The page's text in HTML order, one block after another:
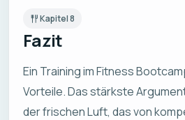
Kapitel8
Fazit
Ein Training im Fitness
Vorteile. Das stärkste
der frischen Luft, das von